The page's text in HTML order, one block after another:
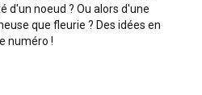
d'un noeud ? Ou alors d'une
que fleurie ? Des idées en
numéro !